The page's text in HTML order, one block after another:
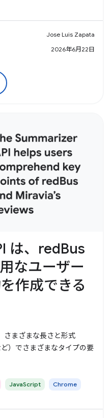
Jose Luis Zapata
2026年6月22日
は、redBus
なユーザー
作成できる
さまざまな長さと形式
）でさまざまなタイプの要
JavaScript Chrome